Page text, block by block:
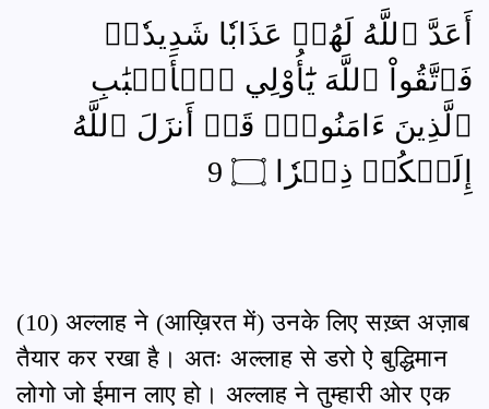
أَعَدَّ ٱللَّهُ لَهُمۡ عَذَابٗا شَدِيدٗاۖ
فَٱتَّقُواْ ٱللَّهَ يَٰٓأُوْلِي ٱلۡأَلۡبَٰبِ
ٱلَّذِينَ ءَامَنُواْۚ قَدۡ أَنزَلَ ٱللَّهُ
إِلَيۡكُمۡ ذِكۡرٗا ۝ 9
(10) अल्लाह ने (आख़िरत में) उनके लिए सख़्त अज़ाब
तैयार कर रखा है। अतः अल्लाह से डरो ऐ बुद्धिमान
लोगो जो ईमान लाए हो। अल्लाह ने तुम्हारी ओर एक